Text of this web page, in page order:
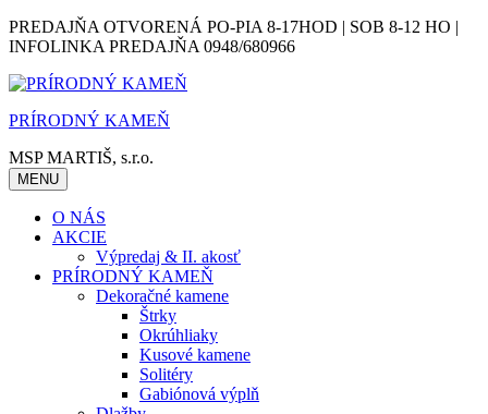
Skip
to
PREDAJŇA OTVORENÁ PO-PIA 8-17HOD | SOB 8-12 HO |
INFOLINKA PREDAJŇA 0948/680966
PRÍRODNÝ KAMEŇ
MSP MARTIŠ, s.r.o.
MENU
O NÁS
AKCIE
Výpredaj & II. akosť
PRÍRODNÝ KAMEŇ
Dekoračné kamene
Štrky
Okrúhliaky
Kusové kamene
Solitéry
Gabiónová výplň